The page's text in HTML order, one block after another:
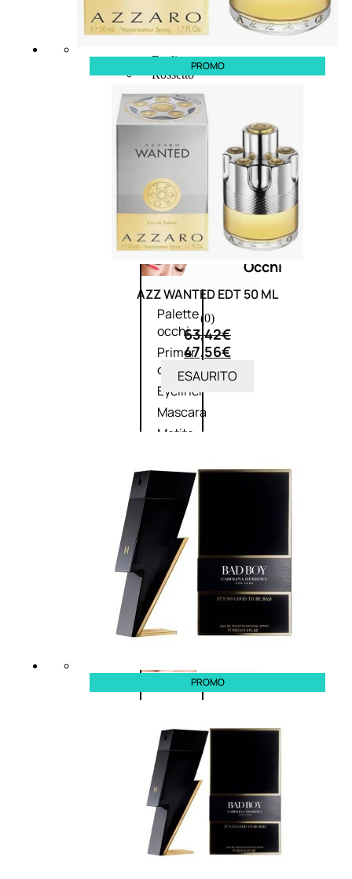
Bb E Cc Cream
Matita Occhi
Matita Sopracciglia
Eyeliner
Rossetto
Gloss
Smalto
Smalto Effetti Speciali
Solventi Unghie
Occhi
Palette
occhi
Primer
occhi
Eyeliner
Mascara
Matita
Antiocchiaie
e correttori
Matita
sopracciglia
Mascara
sopracciglia
Fissante
sopracciglia
labbra
Rossetto
Gloss
Matita
labbra
Rimpolpante
Balsamo
PROMO
AZZ WANTED EDT 50 ML
(0)
63,42€
47,56€
ESAURITO
PROMO